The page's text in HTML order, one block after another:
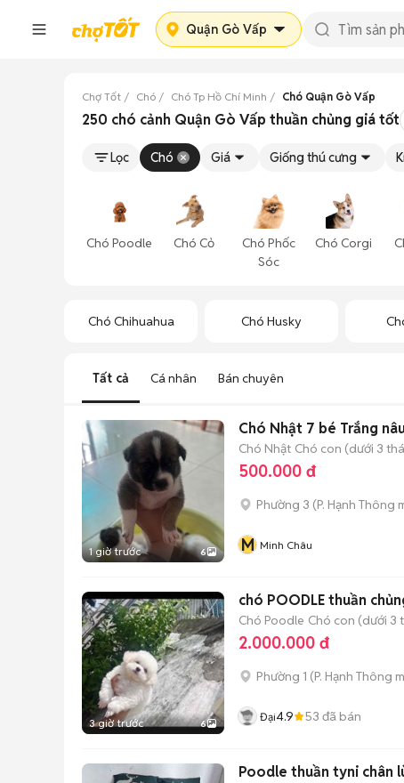
Quận Gò Vấp
Chợ Tốt Chó Chó Tp Hồ Chí Minh Chó Quận Gò Vấp
250 chó cảnh Quận Gò Vấp thuần chủng giá tốt
Lọc Chó Giá Giống thú cưng
Chó Poodle Chó Cỏ
Chó Phốc
Sóc
Chó Corgi
Chó Chihuahua Chó Husky
Tất cả Cá nhân Bán chuyên
1 giờ trước 6
Chó Nhật 7 bé Trắng
Chó Nhật Chó con (dưới 3
500.000 đ
Phường 3 (P. Hạnh Thông
M Minh Châu
3 giờ trước 6
chó POODLE thuần
Chó Poodle Chó con (dưới 3
2.000.000 đ
Phường 1 (P. Hạnh Thông
Đại4.9 53 đã bán
Poodle thuần tyni chân